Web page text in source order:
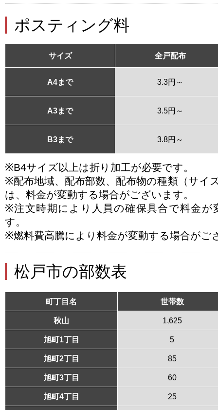
ポスティング料
サイズ 全戸配布
A4まで 3.3円～
A3まで 3.5円～
B3まで 3.8円～
※B4サイズ以上は折り加工が必要です。
※配布地域、配布部数、配布物の種類（サイ
は、料金が変動する場合がございます。
※注文時期により人員の確保具合で料金が
す。
※燃料費高騰により料金が変動する場合がご
松戸市の部数表
町丁目名 世帯数
秋山 1,625
旭町1丁目 5
旭町2丁目 85
旭町3丁目 60
旭町4丁目 25